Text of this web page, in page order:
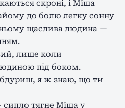
скроні, і Міша
до болю легку сонну
щаслива людина —
лише коли
під боком.
я ж знаю, що ти
тягне Міша у